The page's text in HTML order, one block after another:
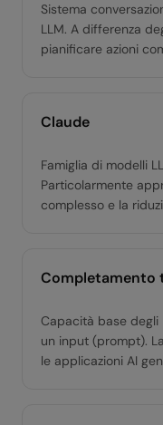
Sistema
LLM. A differenza
pianificare azioni
Claude
Famiglia di modelli
Particolarmente
complesso e la
Completamento
Capacità base degli
un input (prompt).
le applicazioni AI